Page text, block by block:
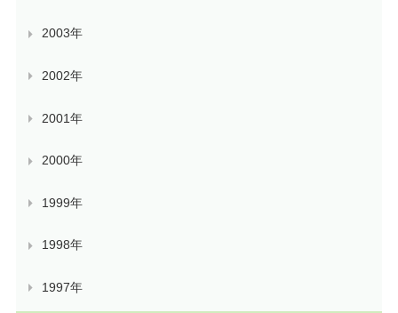
2003年
2002年
2001年
2000年
1999年
1998年
1997年